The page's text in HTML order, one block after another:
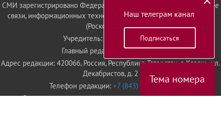
Тема номера
СМИ зарегистрировано Федеральной службой по надзору в сфере
связи, информационных технологий и массовых коммуникаций
(Роскомнадзор)
Учредитель: АО «ТАТМЕДИА»
Главный редактор: Вафина Т.Н.
Адрес редакции: 420066, Россия, Республика Татарстан, г. Казань, ул.
Декабристов, д. 2
Телефон редакции: +7 (843) 222 09 79
Электронная почта редакции:tatarstan@tatmedia.com
Наш телеграм канал
Подписаться